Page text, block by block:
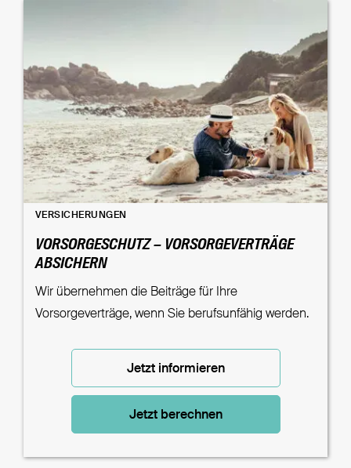
VERSICHERUNGEN
VORSORGESCHUTZ – VORSORGEVERTRÄGE
ABSICHERN
Wir übernehmen die Beiträge für Ihre
Vorsorgeverträge, wenn Sie berufsunfähig werden.
Jetzt informieren
Jetzt berechnen